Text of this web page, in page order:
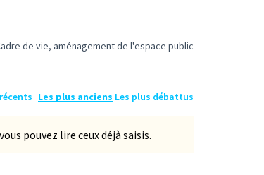
les résultats de la catégorie : Cadre de vie, aménagement
de vie, aménagement de l'espace public
Les plus anciens Les plus débattus
pouvez lire ceux déjà saisis.